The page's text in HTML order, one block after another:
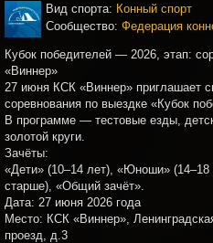
Вид спорта: Конный спорт
Сообщество: Федерация
Кубок победителей — 2026, этап:
«Виннер»
27 июня КСК «Виннер» приглашает
соревнования по выездке «Кубок
В программе — тестовые езды,
золотой круги.
Зачёты:
«Дети» (10–14 лет), «Юноши»
старше), «Общий зачёт».
Дата: 27 июня 2026 года
Место: КСК «Виннер»,
проезд, д.3